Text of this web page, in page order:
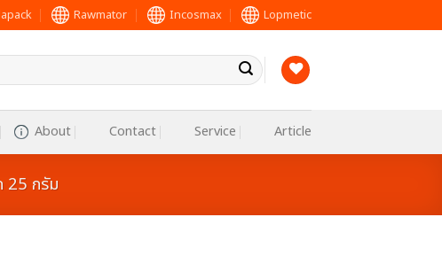
Rawmator Incosmax Lopmetic
About Contact Service Article
25 กรัม